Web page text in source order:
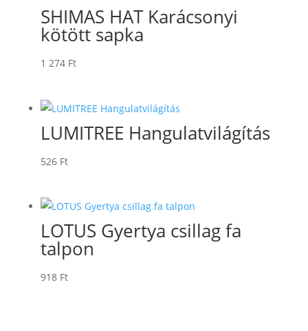
SHIMAS HAT Karácsonyi
kötött sapka
1 274 Ft
LUMITREE Hangulatvilágítás
526 Ft
LOTUS Gyertya csillag fa
talpon
918 Ft